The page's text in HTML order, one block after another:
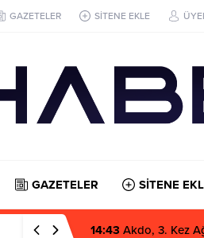
GAZETELER SİTENE EKLE
GAZETELER SİTENE
14:43 Akdo, 3. Kez